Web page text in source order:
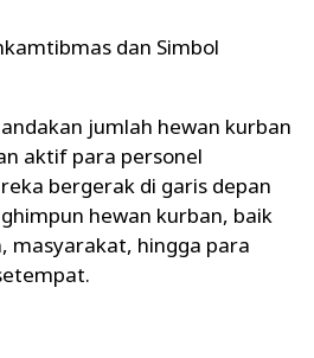
dan Simbol
jumlah hewan kurban
aktif para personel
bergerak di garis depan
hewan kurban, baik
masyarakat, hingga para